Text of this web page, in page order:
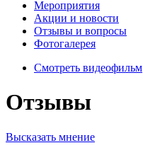
Мероприятия
Акции и новости
Отзывы и вопросы
Фотогалерея
Смотреть видеофильм
Отзывы
Высказать мнение